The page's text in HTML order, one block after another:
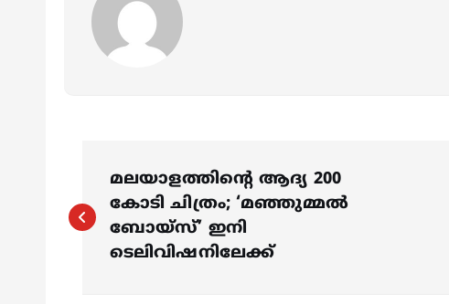
o
മലയാളത്തിന്റെ ആദ്യ 200
കോടി ചിത്രം; ‘മഞ്ഞുമ്മൽ
ബോയ്സ്’ ഇനി
ടെലിവിഷനിലേക്ക്